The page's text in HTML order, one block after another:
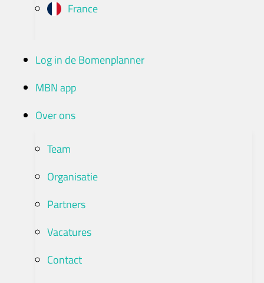
France
Log in de Bomenplanner
MBN app
Over ons
Team
Organisatie
Partners
Vacatures
Contact